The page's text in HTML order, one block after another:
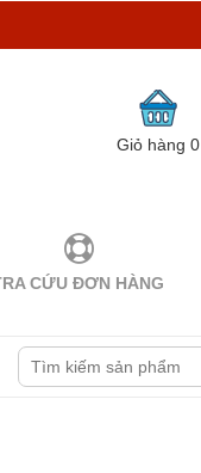
Giỏ hàng0
CỨU ĐƠN HÀNG